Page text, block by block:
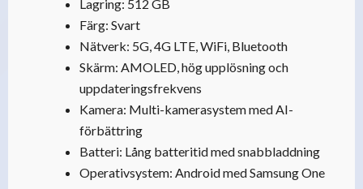
Lagring: 512 GB
Färg: Svart
Nätverk: 5G, 4G LTE, WiFi, Bluetooth
Skärm: AMOLED, hög upplösning och
uppdateringsfrekvens
Kamera: Multi-kamerasystem med AI-
förbättring
Batteri: Lång batteritid med snabbladdning
Operativsystem: Android med Samsung One